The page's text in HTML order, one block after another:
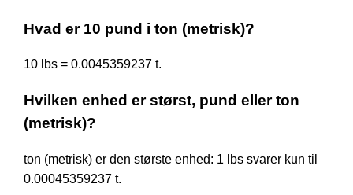
Hvad er 10 pund i ton (metrisk)?
10 lbs = 0.0045359237 t.
Hvilken enhed er størst, pund eller ton
(metrisk)?
ton (metrisk) er den største enhed: 1 lbs svarer kun til
0.00045359237 t.